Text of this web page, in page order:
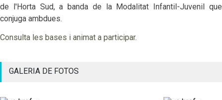
de l'Horta Sud, a banda de la Modalitat Infantil-Juvenil que
conjuga ambdues.
Consulta les bases i animat a participar.
GALERIA DE FOTOS